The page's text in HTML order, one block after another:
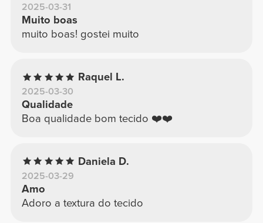
2025-03-31
Muito boas
muito boas! gostei muito
Raquel L.
2025-03-30
Qualidade
Boa qualidade bom tecido ❤️❤️
Daniela D.
2025-03-29
Amo
Adoro a textura do tecido